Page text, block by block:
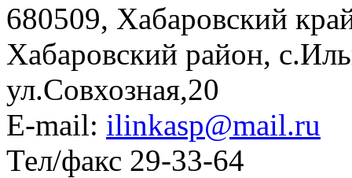
680509, Хабаровский
Хабаровский район,
ул.Совхозная,20
E-mail: ilinkasp@mail.ru
Тел/факс 29-33-64